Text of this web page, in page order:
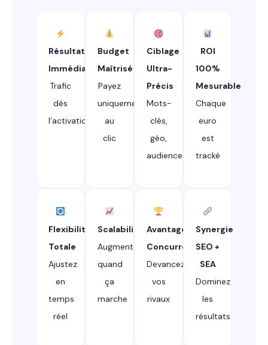
Résultats
Immédiats
Trafic
dès
l’activation
Budget
Maîtrisé
Payez
uniquement
au
clic
Ciblage
Ultra-
Précis
Mots-
clés,
géo,
audiences
ROI
100%
Mesurable
Chaque
euro
est
tracké
Flexibilité
Totale
Ajustez
en
temps
réel
Scalabilité
Augmentez
quand
ça
marche
Avantage
Concurrentiel
Devancez
vos
rivaux
Synergie
SEO +
SEA
Dominez
les
résultats